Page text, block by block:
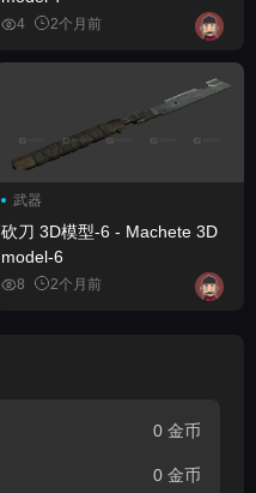
4 2个月前
武器
砍刀 3D模型-6 - Machete 3D
model-6
8 2个月前
0 金币
0 金币